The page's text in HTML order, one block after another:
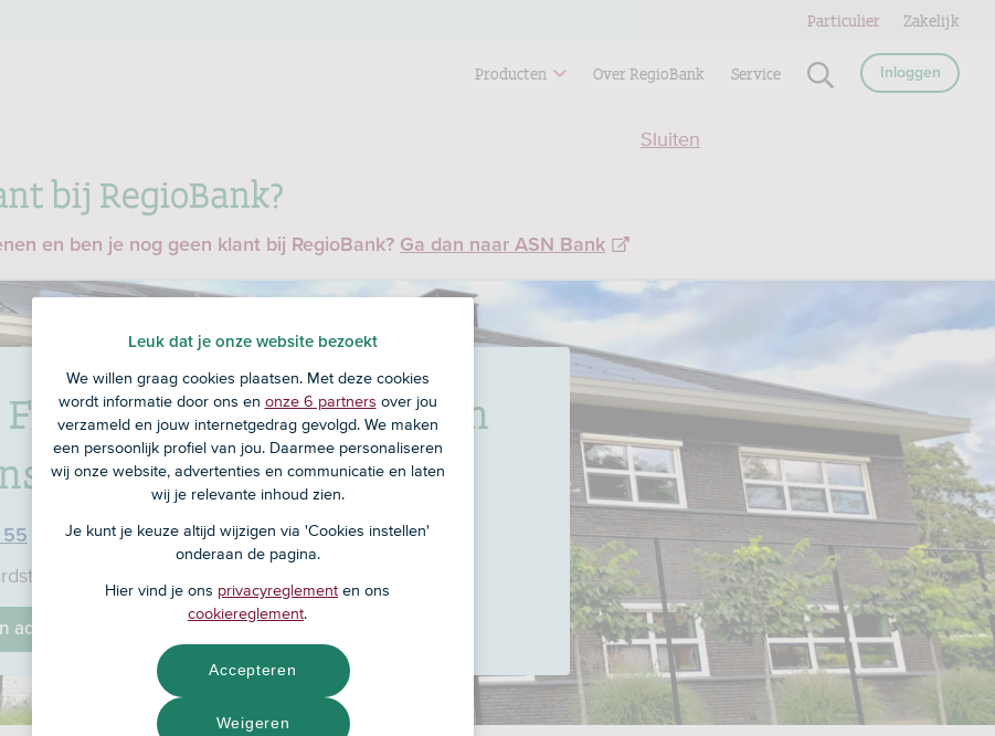
bij RegioBank?
en ben je nog geen klant bij RegioBank? Ga dan naar ASN Bank
Sluiten
Producten Over RegioBank Service Inloggen
Particulier Zakelijk
Financiele Diensten B.V.
in
55
4, 3257 AT
adviseur
Leuk dat je onze website bezoekt
We willen graag cookies plaatsen. Met deze cookies
wordt informatie door ons en onze 6 partners over jou
verzameld en jouw internetgedrag gevolgd. We maken
een persoonlijk profiel van jou. Daarmee personaliseren
wij onze website, advertenties en communicatie en laten
wij je relevante inhoud zien.
Je kunt je keuze altijd wijzigen via 'Cookies instellen'
onderaan de pagina.
Hier vind je ons privacyreglement en ons
cookiereglement.
Weigeren
Accepteren